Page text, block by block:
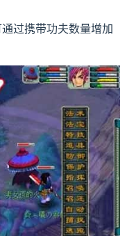
过携带功夫数量增加